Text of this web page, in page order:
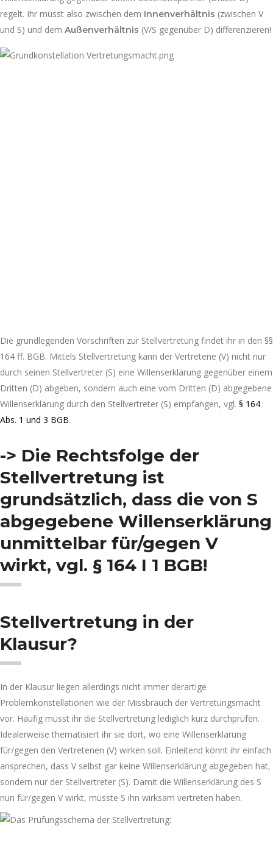
regelt. Ihr müsst also zwischen dem Innenverhältnis (zwischen V
und S) und dem Außenverhältnis (V/S gegenüber D) differenzieren!
Die grundlegenden Vorschriften zur Stellvertretung findet ihr in den §§
164 ff. BGB. Mittels Stellvertretung kann der Vertretene (V) nicht nur
durch seinen Stellvertreter (S) eine Willenserklärung gegenüber einem
Dritten (D) abgeben, sondern auch eine vom Dritten (D) abgegebene
Willenserklärung durch den Stellvertreter (S) empfangen, vgl. § 164
Abs. 1 und 3 BGB.
-> Die Rechtsfolge der
Stellvertretung ist
grundsätzlich, dass die von S
abgegebene Willenserklärung
unmittelbar für/gegen V
wirkt, vgl. § 164 I 1 BGB!
Stellvertretung in der
Klausur?
In der Klausur liegen allerdings nicht immer derartige
Problemkonstellationen wie der Missbrauch der Vertretungsmacht
vor. Häufig müsst ihr die Stellvertretung lediglich kurz durchprüfen.
Idealerweise thematisiert ihr sie dort, wo eine Willenserklärung
für/gegen den Vertretenen (V) wirken soll. Einleitend könnt ihr einfach
ansprechen, dass V selbst gar keine Willenserklärung abgegeben hat,
sondern nur der Stellvertreter (S). Damit die Willenserklärung des S
nun für/gegen V wirkt, müsste S ihn wirksam vertreten haben.